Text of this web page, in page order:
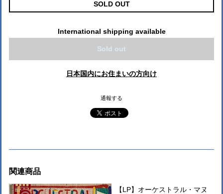
SOLD OUT
International shipping available
Sold out
日本国内にお住まいの方向け
通報する
関連商品
【LP】オーケストラル・マヌ